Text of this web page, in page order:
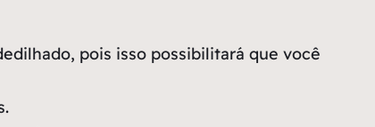
pois isso possibilitará que você